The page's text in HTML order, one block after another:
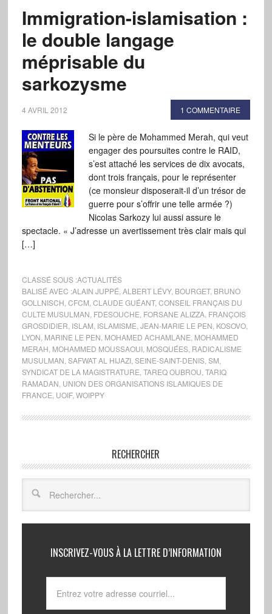
Immigration-islamisation :
le double langage
méprisable du
sarkozysme
4 AVRIL 2012 1 COMMENTAIRE
Si le père de Mohammed Merah, qui veut
engager des poursuites contre le RAID,
s’est attaché les services de dix avocats,
dont trois français, pour le représenter
(ce monsieur disposerait-il d’un trésor de
guerre pour s’offrir une telle armée ?)
Nicolas Sarkozy lui aussi assure le
spectacle. « J’adresse un avertissement très clair mais qui
[…]
CLASSÉ SOUS :ACTUALITÉS
BALISÉ AVEC :ALAIN JUPPÉ ALBERT LÉVY, BOURGET, BRUNO
GOLLNISCH CFCM CLAUDE GUÉANT, CONSEIL FRANÇAIS DU
CULTE MUSULMAN FDESOUCHE FORSANE ALIZZA, FRANÇOIS
GROSDIDIER ISLAM ISLAMISME JEAN-MARIE LE PEN KOSOVO,
LYON MARINE LE PEN MOHAMED ACHAMLANE MOHAMMED
MERAH MOHAMMED MOUSSAOUI, MOSQUÉES, RADICALISME
MUSULMAN SAFWAT AL HIJAZI, SEINE-SAINT-DENIS, SM
SYNDICAT DE LA MAGISTRATURE TAREQ OUBROU TARIQ
RAMADAN UNION DES ORGANISATIONS ISLAMIQUES DE
FRANCE UOIF, WOIPPY
RECHERCHER
INSCRIVEZ-VOUS À LA LETTRE D’INFORMATION